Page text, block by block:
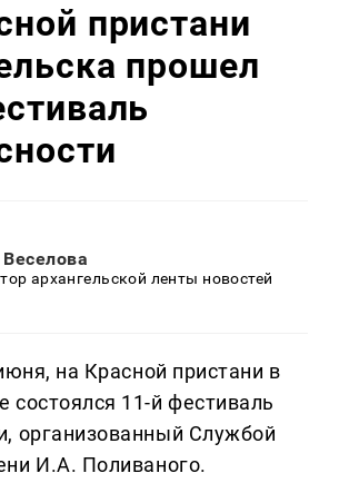
пристани
прошел
архангельской ленты новостей
на Красной пристани в
состоялся 11-й фестиваль
организованный Службой
И.А. Поливаного.